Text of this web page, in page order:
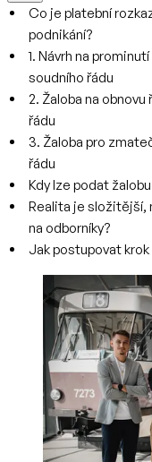
Co je platební
podnikání?
1. Návrh na
soudního řádu
2. Žaloba na
řádu
3. Žaloba pro
řádu
Kdy lze podat
Realita je složitější,
na odborníky?
Jak postupovat